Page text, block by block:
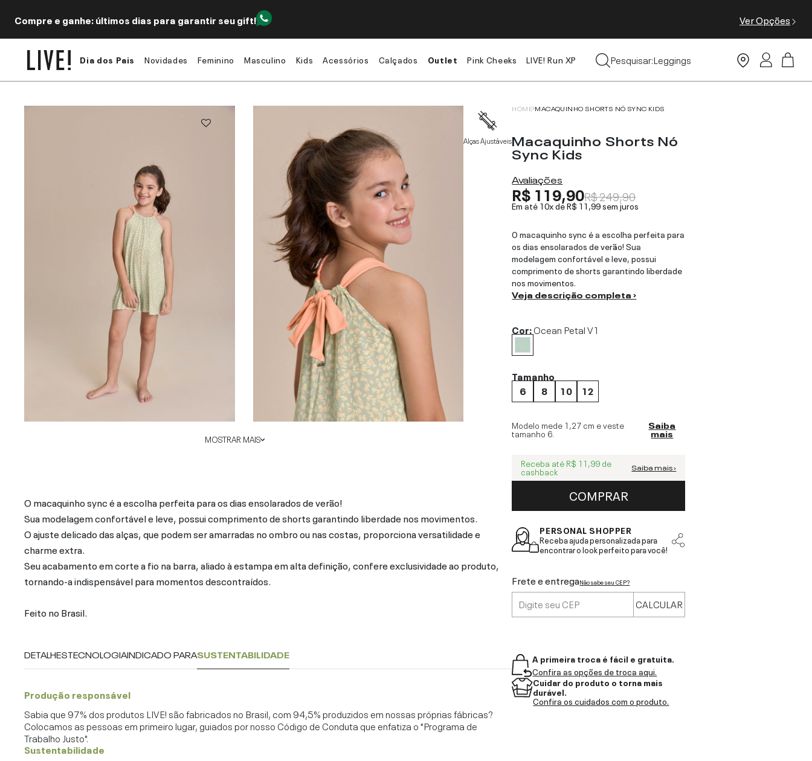
Compre e ganhe: últimos dias para garantir seu gift! Ver Opções
Dia dos Pais Novidades Feminino Masculino Kids Acessórios Calçados Outlet Pink Cheeks LIVE! Run XP
Pesquisar:
Tops
Leggings
MOSTRAR MAIS
Alças Ajustáveis
O macaquinho sync é a escolha perfeita para os dias ensolarados de verão!
Sua modelagem confortável e leve, possui comprimento de shorts garantindo liberdade nos movimentos.
O ajuste delicado das alças, que podem ser amarradas no ombro ou nas costas, proporciona versatilidade e
charme extra.
Seu acabamento em corte a fio na barra, aliado à estampa em alta definição, confere exclusividade ao produto,
tornando-a indispensável para momentos descontraídos.
Feito no Brasil.
DETALHESTECNOLOGIAINDICADO PARASUSTENTABILIDADE
Produção responsável
Sabia que 97% dos produtos LIVE! são fabricados no Brasil, com 94,5% produzidos em nossas próprias fábricas?
Colocamos as pessoas em primeiro lugar, guiados por nosso Código de Conduta que enfatiza o "Programa de
Trabalho Justo".
Sustentabilidade
HOME MACAQUINHO SHORTS NÓ SYNC KIDS
Macaquinho Shorts Nó
Sync Kids
Avaliações
R$ 119,90R$ 249,90
Em até 10x deR$ 11,99sem juros
O macaquinho sync é a escolha perfeita para
os dias ensolarados de verão! Sua
modelagem confortável e leve, possui
comprimento de shorts garantindo liberdade
nos movimentos.
Veja descrição completa ›
Cor:Ocean Petal V1
Tamanho
6
8 10 12
Modelo mede 1,27 cm e veste
tamanho 6
Saiba
mais
Receba até R$ 11,99 de
cashback Saiba mais ›
COMPRAR
PERSONAL SHOPPER
Receba ajuda personalizada para
encontrar o look perfeito para você!
Frete e entregaNão sabe seu CEP?
CALCULAR
A primeira troca é fácil e gratuita.
Confira as opções de troca aqui.
Cuidar do produto o torna mais
durável.
Confira os cuidados com o produto.